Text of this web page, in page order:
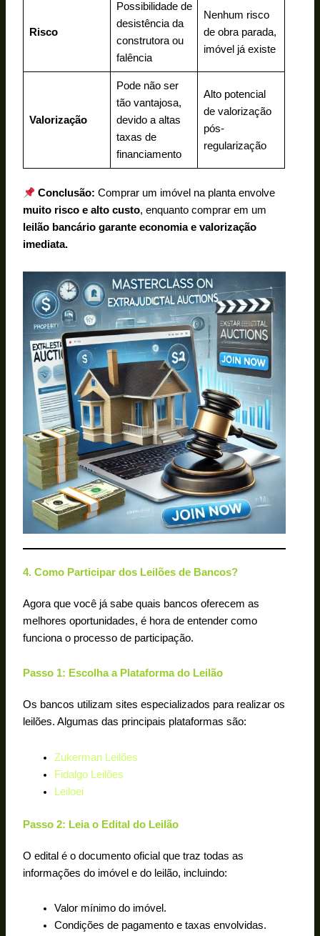
Risco
Possibilidade de
desistência da
construtora ou
falência
Nenhum risco
de obra parada,
imóvel já existe
Valorização
Pode não ser
tão vantajosa,
devido a altas
taxas de
financiamento
Alto potencial
de valorização
pós-
regularização
Conclusão: Comprar um imóvel na planta envolve
muito risco e alto custo, enquanto comprar em um
leilão bancário garante economia e valorização
imediata.
4. Como Participar dos Leilões de Bancos?
Agora que você já sabe quais bancos oferecem as
melhores oportunidades, é hora de entender como
funciona o processo de participação.
Passo 1: Escolha a Plataforma do Leilão
Os bancos utilizam sites especializados para realizar os
leilões. Algumas das principais plataformas são:
Zukerman Leilões
Fidalgo Leilões
Leiloei
Passo 2: Leia o Edital do Leilão
O edital é o documento oficial que traz todas as
informações do imóvel e do leilão, incluindo:
Valor mínimo do imóvel.
Condições de pagamento e taxas envolvidas.